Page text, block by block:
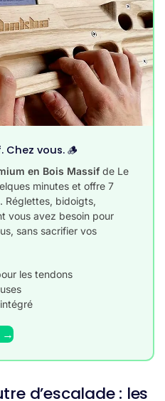
Chez vous. 🪵
en Bois Massif de Le
minutes et offre 7
Réglettes, bidoigts,
vous avez besoin pour
sans sacrifier vos
les tendons
→
d’escalade : les